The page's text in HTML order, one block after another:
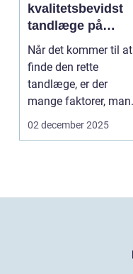
kvalitetsbevidst
tandlæge på
Vesterbro
Når det kommer til at
finde den rette
tandlæge, er der
mange faktorer, man
bør ov...
02 december 2025